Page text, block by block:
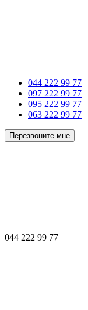
044 222 99 77
097 222 99 77
095 222 99 77
063 222 99 77
Перезвоните мне
044 222 99 77